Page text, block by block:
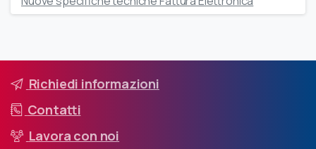
Richiedi informazioni
Contatti
Lavora con noi